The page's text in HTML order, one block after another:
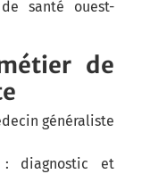
santé ouest-
de
généraliste
diagnostic et